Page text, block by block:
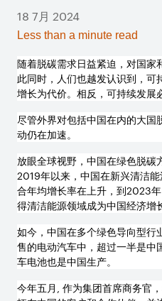
18 7月 2024
Less than a minute read
随着脱碳需求日益紧迫，对国家
此同时，人们也越发认识到，
增长为代价。相反，可持续发展
尽管外界对包括中国在内的大
动仍在加速。
放眼全球视野，中国在绿色脱碳
2019年以来，中国在新兴清洁
合年均增长率在上升，到2023
得清洁能源领域成为中国经济增
如今，中国在多个绿色导向型行
售的电动汽车中，超过一半是中
车电池也是中国生产。
今年五月 , 作为集团首席商务官